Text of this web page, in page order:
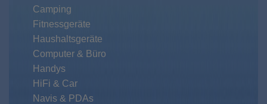
Camping
Fitnessgeräte
Haushaltsgeräte
Computer & Büro
Handys
HiFi & Car
Navis & PDAs